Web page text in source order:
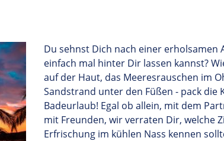
Du sehnst Dich nach einer erholsamen
einfach mal hinter Dir lassen kannst?
auf der Haut, das Meeresrauschen im
Sandstrand unter den Füßen - pack die
Badeurlaub! Egal ob allein, mit dem
mit Freunden, wir verraten Dir, welche
Erfrischung im kühlen Nass kennen